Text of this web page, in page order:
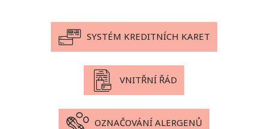
SYSTÉM KREDITNÍCH KARET
VNITŘNÍ ŘÁD
OZNAČOVÁNÍ ALERGENŮ